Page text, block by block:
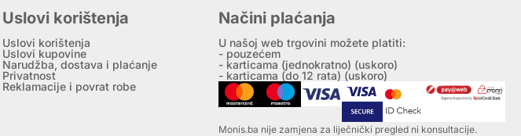
Uslovi korištenja
Uslovi korištenja
Uslovi kupovine
Narudžba, dostava i plaćanje
Privatnost
Reklamacije i povrat robe
Načini plaćanja
U našoj web trgovini možete platiti:
- pouzećem
- karticama (jednokratno) (uskoro)
- karticama (do 12 rata) (uskoro)
Monis.ba nije zamjena za liječnički pregled ni konsultacije.